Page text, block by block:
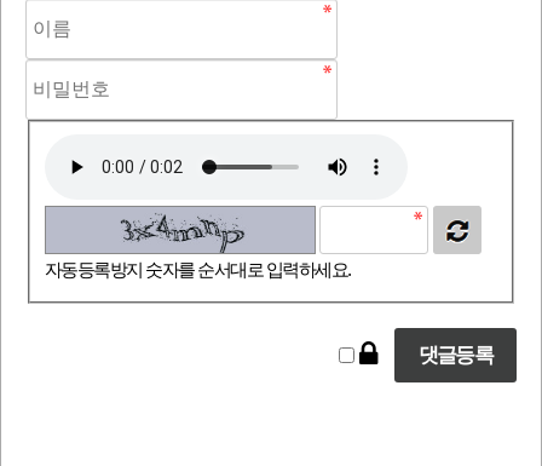
자동등록방지 숫자를 순서대로 입력하세요.